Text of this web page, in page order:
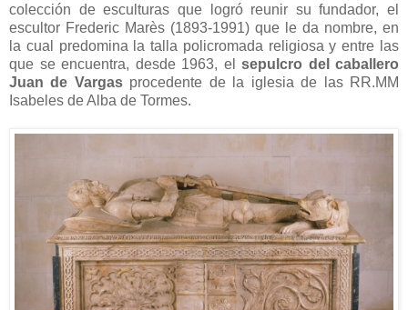
colección de esculturas que logró reunir su fundador, el
escultor Frederic Marès (1893-1991) que le da nombre, en
la cual predomina la talla policromada religiosa y entre las
que se encuentra, desde 1963, el sepulcro del caballero
Juan de Vargasprocedente de la iglesia de las RR.MM
Isabeles de Alba de Tormes.